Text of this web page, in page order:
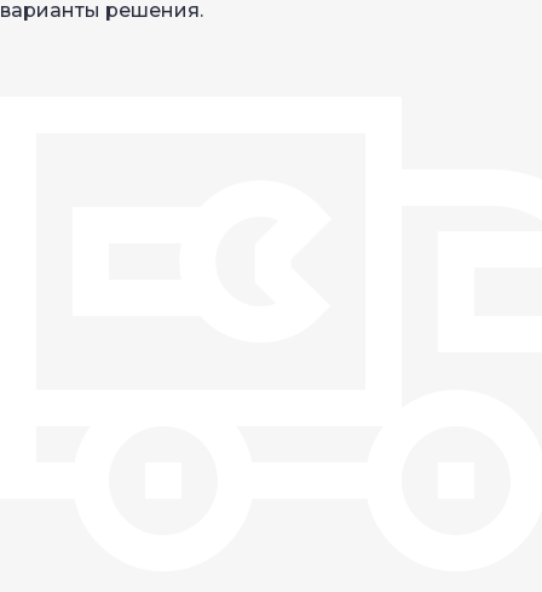
варианты решения.